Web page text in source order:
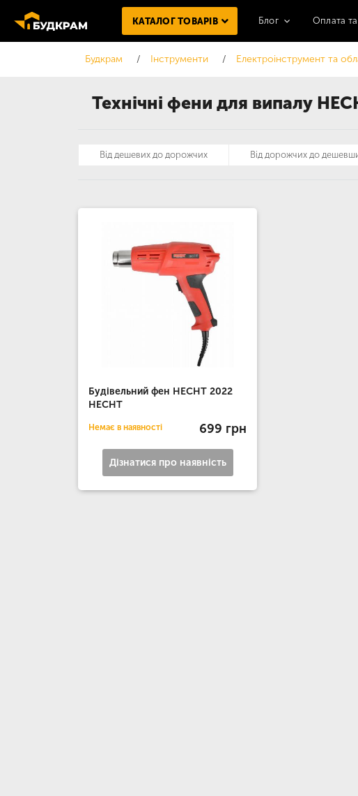
Технічні фени для випалу
КАТАЛОГ ТОВАРІВ Блог Оплата
Будкрам Інструменти Електроінструмент та
Будівельний фен HECHT 2022
HECHT
Немає в наявності 699 грн
Дізнатися про наявність
Від дешевих до дорожчих Від дорожчих до